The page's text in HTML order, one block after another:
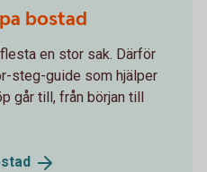
bostad
en stor sak. Därför
steg-guide som hjälper
går till, från början till